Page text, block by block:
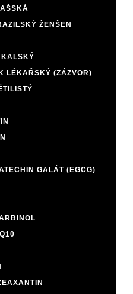
ŽENŠEN
LÉKAŘSKÝ (ZÁZVOR)
GALÁT (EGCG)